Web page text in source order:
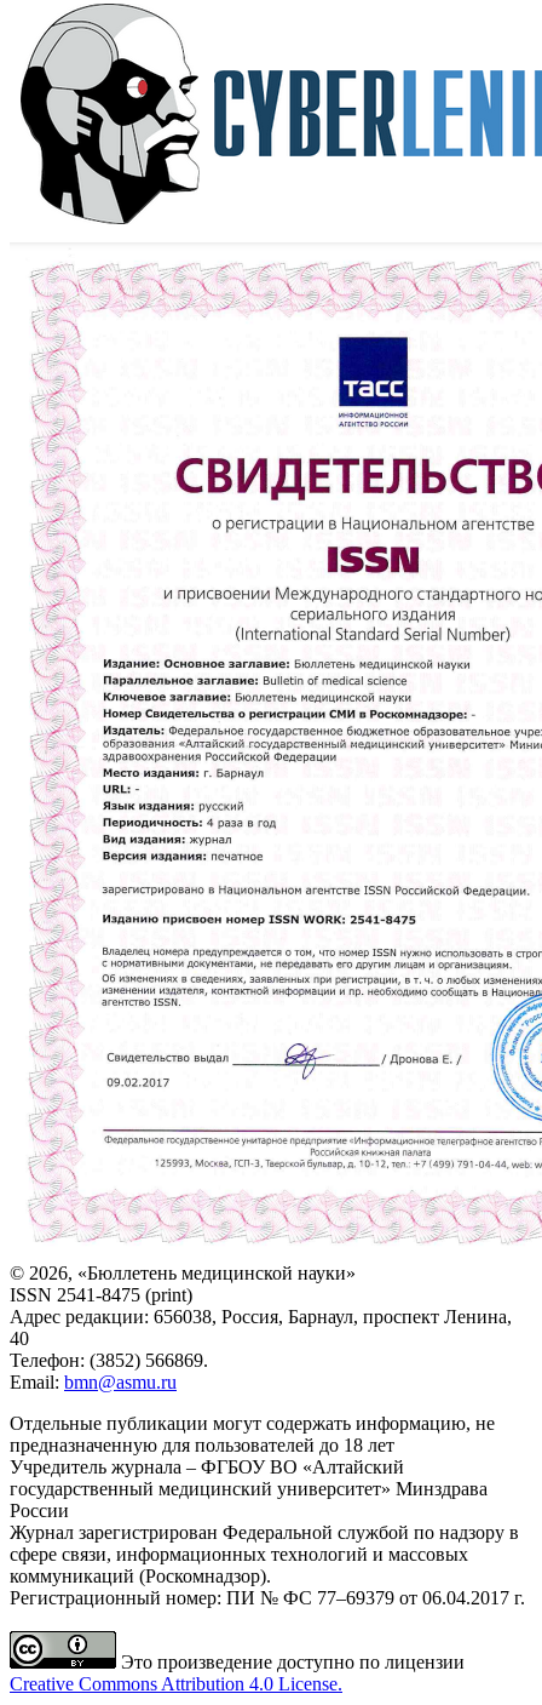
© 2026, «Бюллетень медицинской науки»
ISSN 2541-8475 (print)
Адрес редакции: 656038, Россия, Барнаул, проспект Ленина,
40
Телефон: (3852) 566869.
Email: bmn@asmu.ru
Отдельные публикации могут содержать информацию, не
предназначенную для пользователей до 18 лет
Учредитель журнала – ФГБОУ ВО «Алтайский
государственный медицинский университет» Минздрава
России
Журнал зарегистрирован Федеральной службой по надзору в
сфере связи, информационных технологий и массовых
коммуникаций (Роскомнадзор).
Регистрационный номер: ПИ № ФС 77–69379 от 06.04.2017 г.
Это произведение доступно по лицензии
Creative Commons Attribution 4.0 License.